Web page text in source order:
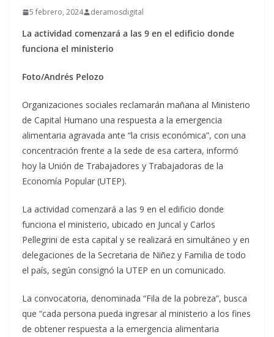
5 febrero, 2024 deramosdigital
La actividad comenzará a las 9 en el edificio donde
funciona el ministerio
Foto/Andrés Pelozo
Organizaciones sociales reclamarán mañana al Ministerio
de Capital Humano una respuesta a la emergencia
alimentaria agravada ante “la crisis económica”, con una
concentración frente a la sede de esa cartera, informó
hoy la Unión de Trabajadores y Trabajadoras de la
Economía Popular (UTEP).
La actividad comenzará a las 9 en el edificio donde
funciona el ministerio, ubicado en Juncal y Carlos
Pellegrini de esta capital y se realizará en simultáneo y en
delegaciones de la Secretaria de Niñez y Familia de todo
el país, según consignó la UTEP en un comunicado.
La convocatoria, denominada “Fila de la pobreza”, busca
que “cada persona pueda ingresar al ministerio a los fines
de obtener respuesta a la emergencia alimentaria